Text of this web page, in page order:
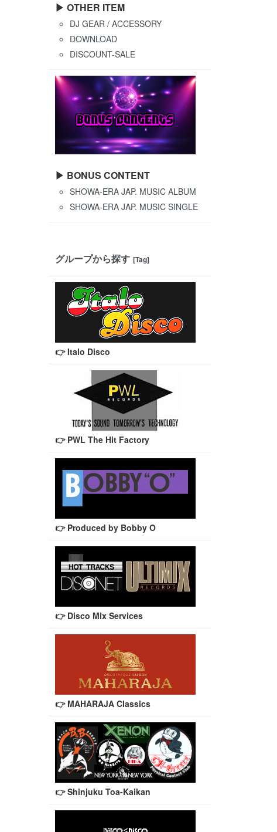
▶ OTHER ITEM
DJ GEAR / ACCESSORY
DOWNLOAD
DISCOUNT-SALE
▶ BONUS CONTENT
SHOWA-ERA JAP. MUSIC ALBUM
SHOWA-ERA JAP. MUSIC SINGLE
グループから探す [Tag]
👉 Italo Disco
👉 PWL The Hit Factory
👉 Produced by Bobby O
👉 Disco Mix Services
👉 MAHARAJA Classics
👉 Shinjuku Toa-Kaikan